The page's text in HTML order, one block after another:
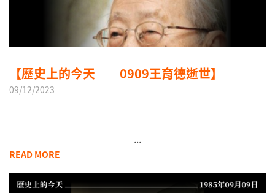
【歷史上的今天——0909王育德逝世】
09/12/2023
...
READ MORE